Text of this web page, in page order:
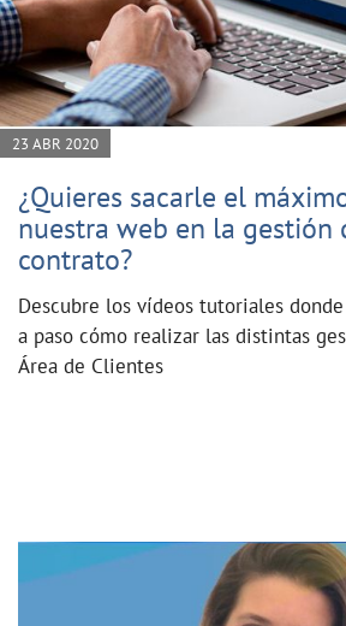
23 ABR 2020
¿Quieres sacarle el
nuestra web en la gestión
contrato?
Descubre los vídeos tutoriales
a paso cómo realizar las distintas
Área de Clientes